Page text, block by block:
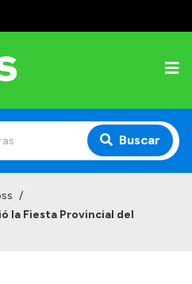
Buscar
/
la Fiesta Provincial del